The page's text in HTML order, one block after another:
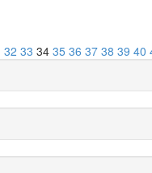
32 33 34 35 36 37 38 39 40